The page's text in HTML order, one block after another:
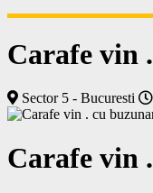
Carafe vin
Sector 5 - Bucuresti
Carafe vin